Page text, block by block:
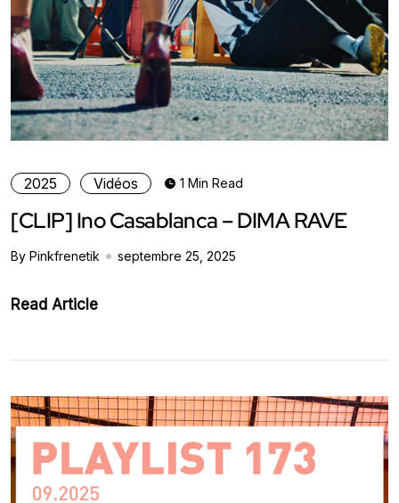
2025 Vidéos 1 Min Read
[CLIP] Ino Casablanca – DIMA RAVE
By Pinkfrenetik septembre 25, 2025
Read Article